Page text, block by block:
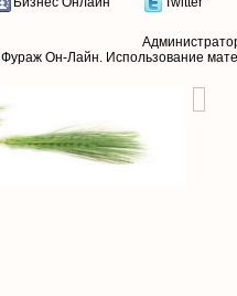
Фураж Он-Лайн. Использование